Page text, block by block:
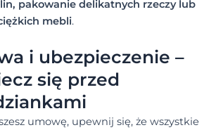
pakowanie delikatnych rzeczy lub
mebli.
i ubezpieczenie –
się przed
umowę, upewnij się, że wszystkie